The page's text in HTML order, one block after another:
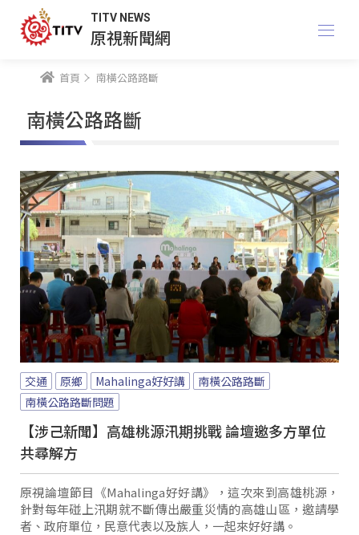
TITV NEWS
原視新聞網
首頁 南橫公路路斷
南橫公路路斷
交通 原鄉 Mahalinga好好講
南橫公路路斷
南橫公路路斷問題
【涉己新聞】高雄桃源汛期挑戰 論壇邀多方單位
共尋解方
原視論壇節目《Mahalinga好好講》，這次來到高雄桃源，
針對每年碰上汛期就不斷傳出嚴重災情的高雄山區，邀請學
者、政府單位，民意代表以及族人，一起來好好講。